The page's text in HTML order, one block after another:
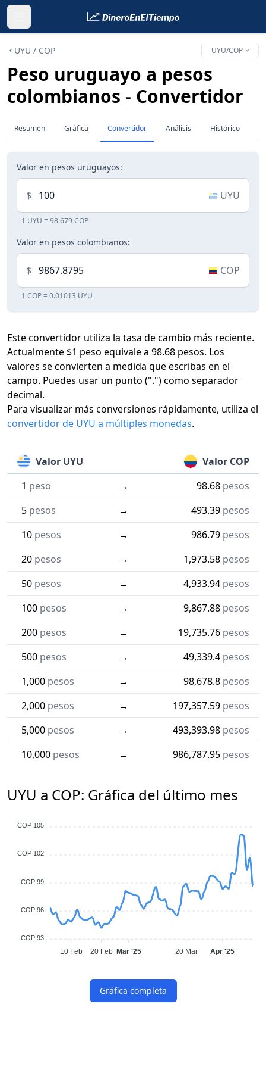
UYU / COP UYU/COP
Peso uruguayo a pesos
colombianos - Convertidor
Resumen Gráfica Convertidor Análisis Histórico
Valor en pesos uruguayos:
$ UYU
1 UYU = 98.679 COP
Valor en pesos colombianos:
$ COP
1 COP = 0.01013 UYU
Este convertidor utiliza la tasa de cambio más reciente.
Actualmente $1 peso equivale a 98.68 pesos. Los
valores se convierten a medida que escribas en el
campo. Puedes usar un punto (".") como separador
decimal.
Para visualizar más conversiones rápidamente, utiliza el
convertidor de UYU a múltiples monedas.
Valor UYU
Valor COP
1 peso → 98.68 pesos
5 pesos → 493.39 pesos
10 pesos → 986.79 pesos
20 pesos → 1,973.58 pesos
50 pesos → 4,933.94 pesos
100 pesos → 9,867.88 pesos
200 pesos → 19,735.76 pesos
500 pesos → 49,339.4 pesos
1,000 pesos → 98,678.8 pesos
2,000 pesos → 197,357.59 pesos
5,000 pesos → 493,393.98 pesos
10,000 pesos → 986,787.95 pesos
UYU a COP: Gráfica del último mes
COP 105
COP 102
COP 99
COP 96
COP 93
10 Feb 20 Feb Mar '25 20 Mar Apr '25
Gráfica completa